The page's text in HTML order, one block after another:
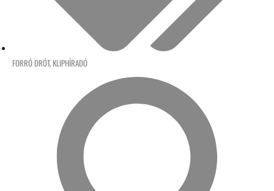
FORRÓ DRÓT, KLIPHÍRADÓ